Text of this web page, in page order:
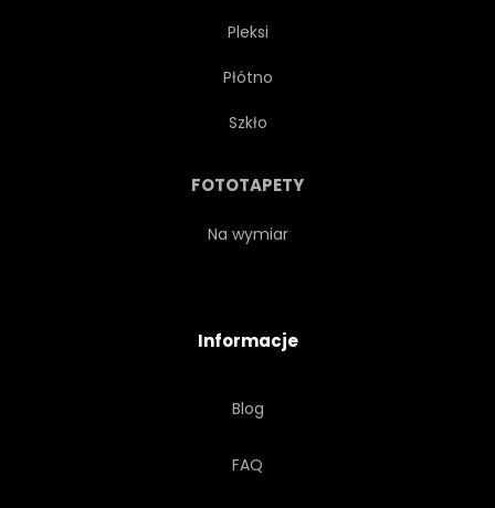
Pleksi
Płótno
Szkło
FOTOTAPETY
Na wymiar
Informacje
Blog
FAQ